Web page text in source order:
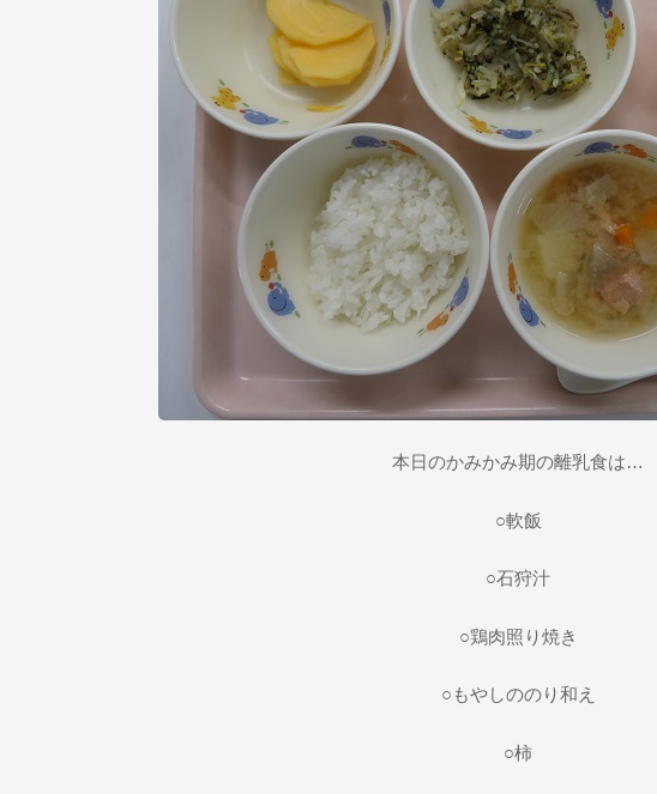
本日のかみかみ期の離乳食は…
○軟飯
○石狩汁
○鶏肉照り焼き
○もやしののり和え
○柿